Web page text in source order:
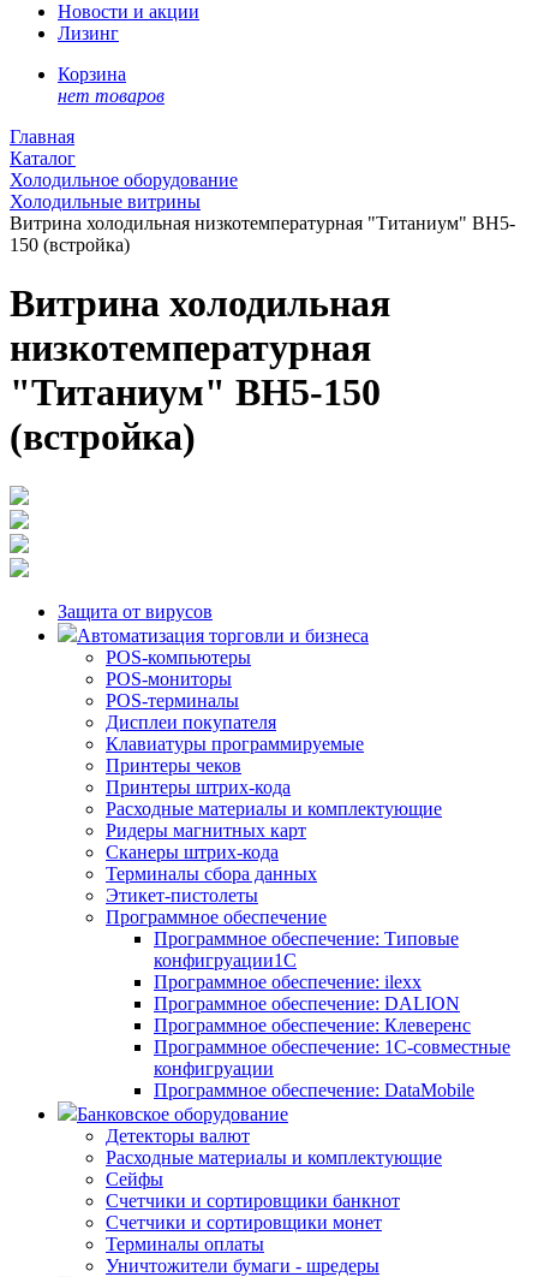
Новости и акции
Лизинг
Корзина
нет товаров
Главная
Каталог
Холодильное оборудование
Холодильные витрины
Витрина холодильная низкотемпературная "Титаниум" ВН5-
150 (встройка)
Витрина холодильная
низкотемпературная
"Титаниум" ВН5-150
(встройка)
Защита от вирусов
Автоматизация торговли и бизнеса
POS-компьютеры
POS-мониторы
POS-терминалы
Дисплеи покупателя
Клавиатуры программируемые
Принтеры чеков
Принтеры штрих-кода
Расходные материалы и комплектующие
Ридеры магнитных карт
Сканеры штрих-кода
Терминалы сбора данных
Этикет-пистолеты
Программное обеспечение
Программное обеспечение: Типовые
конфигруации1С
Программное обеспечение: ilexx
Программное обеспечение: DALION
Программное обеспечение: Клеверенс
Программное обеспечение: 1С-совместные
конфигруации
Программное обеспечение: DataMobile
Банковское оборудование
Детекторы валют
Расходные материалы и комплектующие
Сейфы
Счетчики и сортировщики банкнот
Счетчики и сортировщики монет
Терминалы оплаты
Уничтожители бумаги - шредеры